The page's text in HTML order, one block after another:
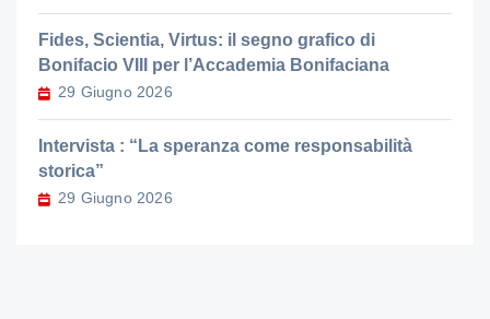
Fides, Scientia, Virtus: il segno grafico di
Bonifacio VIII per l’Accademia Bonifaciana
29 Giugno 2026
Intervista : “La speranza come responsabilità
storica”
29 Giugno 2026